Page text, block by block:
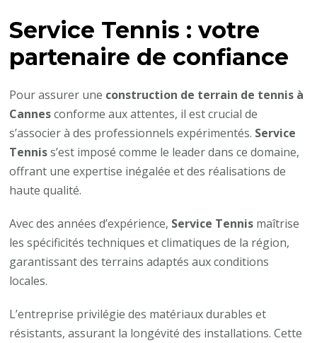
Service Tennis : votre
partenaire de confiance
Pour assurer une construction de terrain de tennis à
Cannesconforme aux attentes, il est crucial de
s’associer à des professionnels expérimentés. Service
Tenniss’est imposé comme le leader dans ce domaine,
offrant une expertise inégalée et des réalisations de
haute qualité.​
Avec des années d’expérience, Service Tennis maîtrise
les spécificités techniques et climatiques de la région,
garantissant des terrains adaptés aux conditions
locales. ​
L’entreprise privilégie des matériaux durables et
résistants, assurant la longévité des installations. Cette